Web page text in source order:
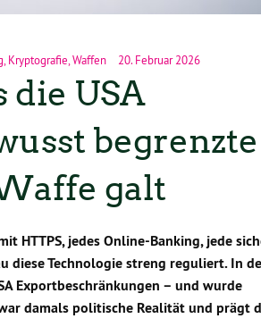
,Kryptografie,Waffen 20. Februar 2026
USA
begrenzte
galt
HTTPS, jedes Online-Banking, jede
diese Technologie streng reguliert. In
Exportbeschränkungen – und wurde
damals politische Realität und prägt